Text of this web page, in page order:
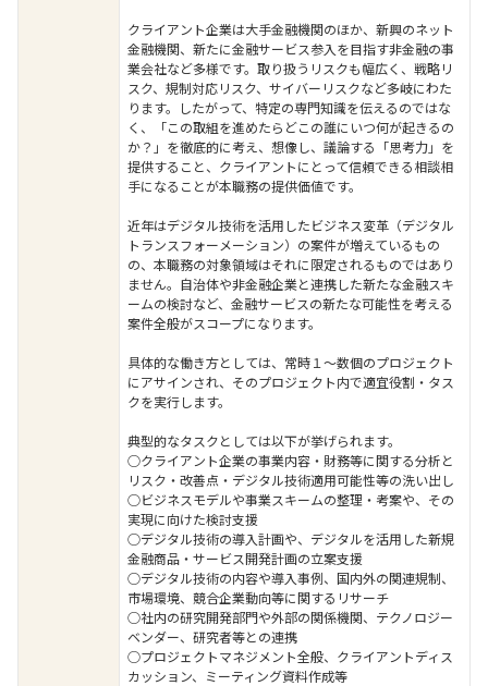
クライアント企業は大手金融機関のほか、新興のネット
金融機関、新たに金融サービス参入を目指す非金融の事
業会社など多様です。取り扱うリスクも幅広く、戦略リ
スク、規制対応リスク、サイバーリスクなど多岐にわた
ります。したがって、特定の専門知識を伝えるのではな
く、「この取組を進めたらどこの誰にいつ何が起きるの
か？」を徹底的に考え、想像し、議論する「思考力」を
提供すること、クライアントにとって信頼できる相談相
手になることが本職務の提供価値です。
近年はデジタル技術を活用したビジネス変革（デジタル
トランスフォーメーション）の案件が増えているもの
の、本職務の対象領域はそれに限定されるものではあり
ません。自治体や非金融企業と連携した新たな金融スキ
ームの検討など、金融サービスの新たな可能性を考える
案件全般がスコープになります。
具体的な働き方としては、常時１～数個のプロジェクト
にアサインされ、そのプロジェクト内で適宜役割・タス
クを実行します。
典型的なタスクとしては以下が挙げられます。
○クライアント企業の事業内容・財務等に関する分析と
リスク・改善点・デジタル技術適用可能性等の洗い出し
○ビジネスモデルや事業スキームの整理・考案や、その
実現に向けた検討支援
○デジタル技術の導入計画や、デジタルを活用した新規
金融商品・サービス開発計画の立案支援
○デジタル技術の内容や導入事例、国内外の関連規制、
市場環境、競合企業動向等に関するリサーチ
○社内の研究開発部門や外部の関係機関、テクノロジー
ベンダー、研究者等との連携
○プロジェクトマネジメント全般、クライアントディス
カッション、ミーティング資料作成等